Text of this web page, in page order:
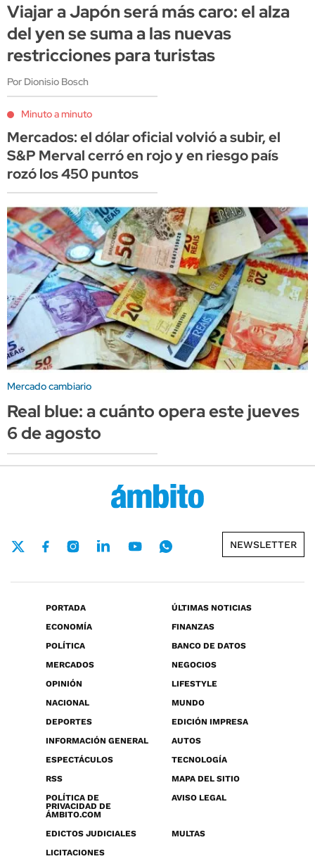
Viajar a Japón será más caro: el alza
del yen se suma a las nuevas
restricciones para turistas
Por Dionisio Bosch
Minuto a minuto
Mercados: el dólar oficial volvió a subir, el
S&P Merval cerró en rojo y en riesgo país
rozó los 450 puntos
Mercado cambiario
Real blue: a cuánto opera este jueves
6 de agosto
NEWSLETTER
PORTADA
ÚLTIMAS NOTICIAS
ECONOMÍA
FINANZAS
POLÍTICA
BANCO DE DATOS
MERCADOS
NEGOCIOS
OPINIÓN
LIFESTYLE
NACIONAL
MUNDO
DEPORTES
EDICIÓN IMPRESA
INFORMACIÓN GENERAL
AUTOS
ESPECTÁCULOS
TECNOLOGÍA
RSS
MAPA DEL SITIO
POLÍTICA DE
PRIVACIDAD DE
ÁMBITO.COM
AVISO LEGAL
EDICTOS JUDICIALES
MULTAS
LICITACIONES